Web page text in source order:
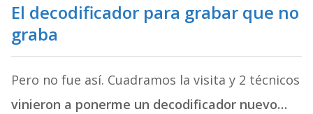
El decodificador para grabar que no
graba
Pero no fue así. Cuadramos la visita y 2 técnicos
vinieron a ponerme un decodificador nuevo…